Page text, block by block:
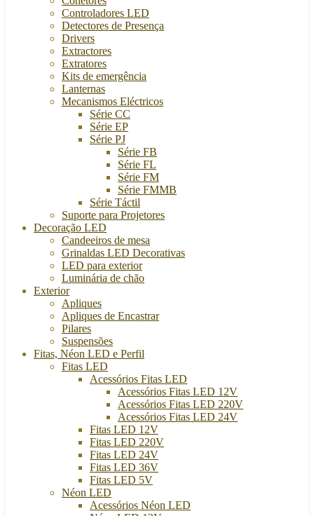
Controladores LED
Detectores de Presença
Drivers
Extractores
Extratores
Kits de emergência
Lanternas
Mecanismos Eléctricos
Série CC
Série EP
Série PJ
Série FB
Série FL
Série FM
Série FMMB
Série Táctil
Suporte para Projetores
Decoração LED
Candeeiros de mesa
Grinaldas LED Decorativas
LED para exterior
Luminária de chão
Exterior
Apliques
Apliques de Encastrar
Pilares
Suspensões
Fitas, Néon LED e Perfil
Fitas LED
Acessórios Fitas LED
Acessórios Fitas LED 12V
Acessórios Fitas LED 220V
Acessórios Fitas LED 24V
Fitas LED 12V
Fitas LED 220V
Fitas LED 24V
Fitas LED 36V
Fitas LED 5V
Néon LED
Acessórios Néon LED